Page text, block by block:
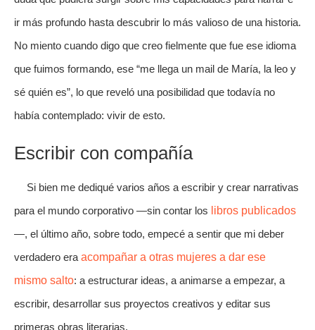
ir más profundo hasta descubrir lo más valioso de una historia.
No miento cuando digo que creo fielmente que fue ese idioma
que fuimos formando, ese “me llega un mail de María, la leo y
sé quién es”, lo que reveló una posibilidad que todavía no
había contemplado: vivir de esto.
Escribir con compañía
Si bien me dediqué varios años a escribir y crear narrativas
para el mundo corporativo —sin contar los libros publicados
—, el último año, sobre todo, empecé a sentir que mi deber
verdadero era acompañar a otras mujeres a dar ese
mismo salto: a estructurar ideas, a animarse a empezar, a
escribir, desarrollar sus proyectos creativos y editar sus
primeras obras literarias.